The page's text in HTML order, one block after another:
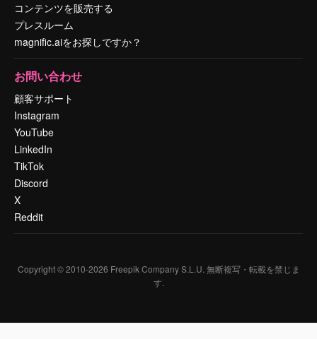
コンテンツを販売する
プレスルーム
magnific.aiをお探しですか？
お問い合わせ
顧客サポート
Instagram
YouTube
LinkedIn
TikTok
Discord
X
Reddit
Copyright © 2010-2026 Freepik Company S.L.U. 無断複写・転載を禁じま
す.